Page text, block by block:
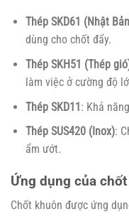
Thép SKD61 (Nhật
dùng cho chốt đẩy.
Thép SKH51 (Thép
làm việc ở cường độ
Thép SKD11: Khả
Thép SUS420 (Inox):
ẩm ướt.
Ứng dụng của
Chốt khuôn được ứng